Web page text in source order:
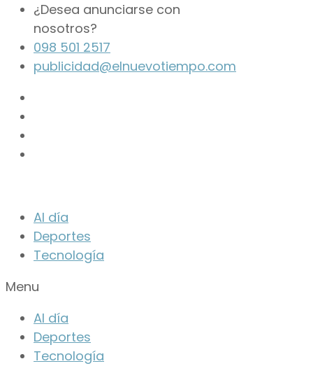
¿Desea anunciarse con
nosotros?
098 501 2517
publicidad@elnuevotiempo.com
Al día
Deportes
Tecnología
Menu
Al día
Deportes
Tecnología